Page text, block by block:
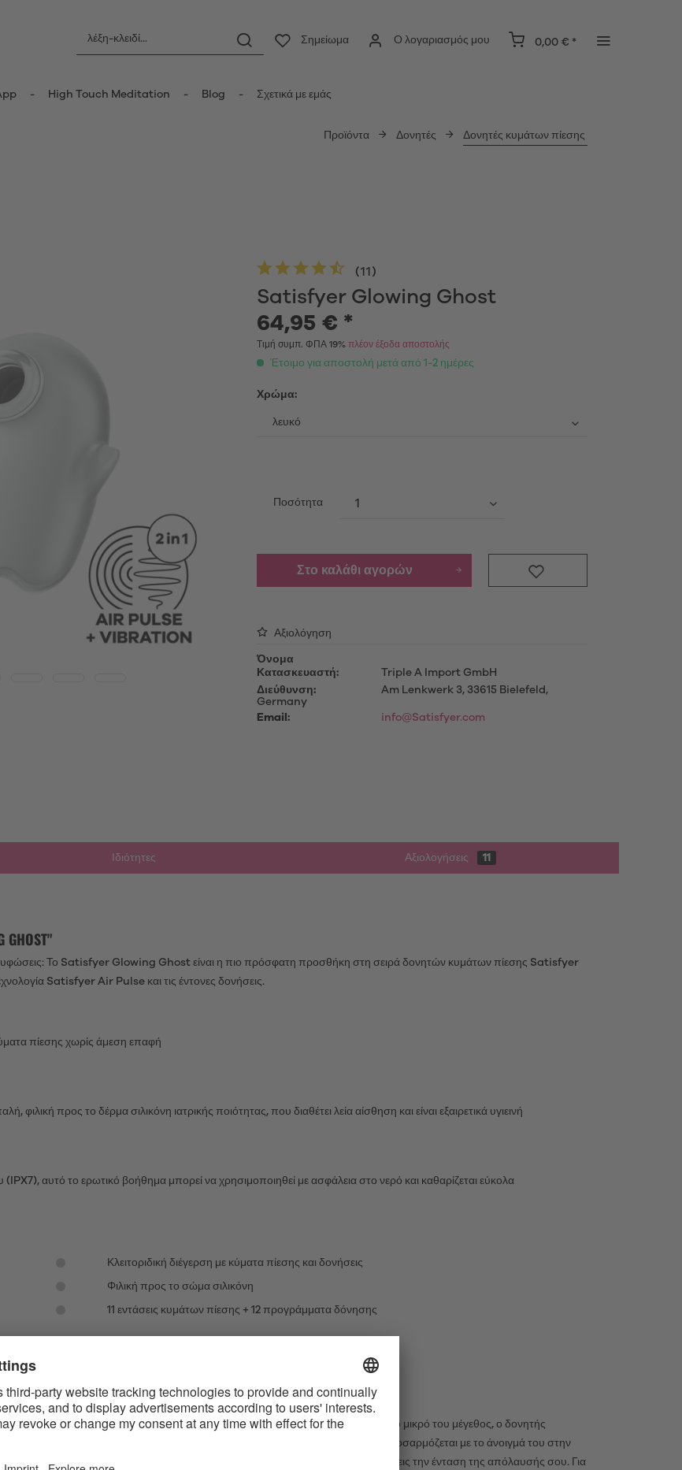
Σημείωμα Ο λογαριασμός μου 0,00 € *
High Touch Meditation Blog Σχετικά με εμάς
Κυπελλάκια περιόδου
Μανίκια για συσκευές αυνανισμού
Sex Toy Storage
Προφυλακτικά
Προϊόντα Δονητές Δονητές κυμάτων πίεσης
Satisfyer Glowing Ghost
(11 )
64,95 € *
Τιμή συμπ. ΦΠΑ 19%πλέον έξοδα αποστολής
Έτοιμο για αποστολή μετά από 1-2 ημέρες
Χρώμα:
Ποσότητα
Στο καλάθι αγορών
Αξιολόγηση
Όνομα
Κατασκευαστή:
Triple A Import GmbH
Διεύθυνση:
Am Lenkwerk 3, 33615 Bielefeld,
Germany
Email:
info@Satisfyer.com
Ιδιότητες Αξιολογήσεις 11
Το Satisfyer Glowing Ghost είναι η πιο πρόσφατη προσθήκη στη σειρά δονητών κυμάτων πίεσης Satisfyer
Satisfyer Air Pulse και τις έντονες δονήσεις.
πίεσης χωρίς άμεση επαφή
φιλική προς το δέρμα σιλικόνη ιατρικής ποιότητας, που διαθέτει λεία αίσθηση και είναι εξαιρετικά υγιεινή
αυτό το ερωτικό βοήθημα μπορεί να χρησιμοποιηθεί με ασφάλεια στο νερό και καθαρίζεται εύκολα
Κλειτοριδική διέγερση με κύματα πίεσης και δονήσεις
Φιλική προς το σώμα σιλικόνη
11 εντάσεις κυμάτων πίεσης + 12 προγράμματα δόνησης
ΔΟΝΗΤΉΣ ΓΙΑ ΑΡΧΆΡΙΟΥΣ
έχει μικρή εμπειρία με ερωτικά βοηθήματα: Με τη χαριτωμένη σχεδίαση και το μικρό του μέγεθος, ο δονητής
του από μαλακή, φιλική προς το δέρμα σιλικόνη, αυτό το Satisfyer προσαρμόζεται με το άνοιγμά του στην
χωρίς καμία απολύτως επαφή. Χάρη στις 11 διαφορετικές εντάσεις, εσύ αποφασίζεις την ένταση της απόλαυσής σου. Για